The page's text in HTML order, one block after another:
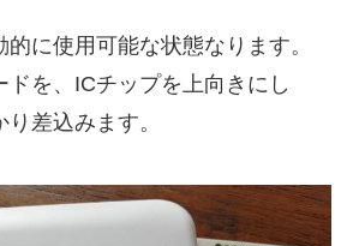
に使用可能な状態なります。
ドを、ICチップを上向きにし
差込みます。